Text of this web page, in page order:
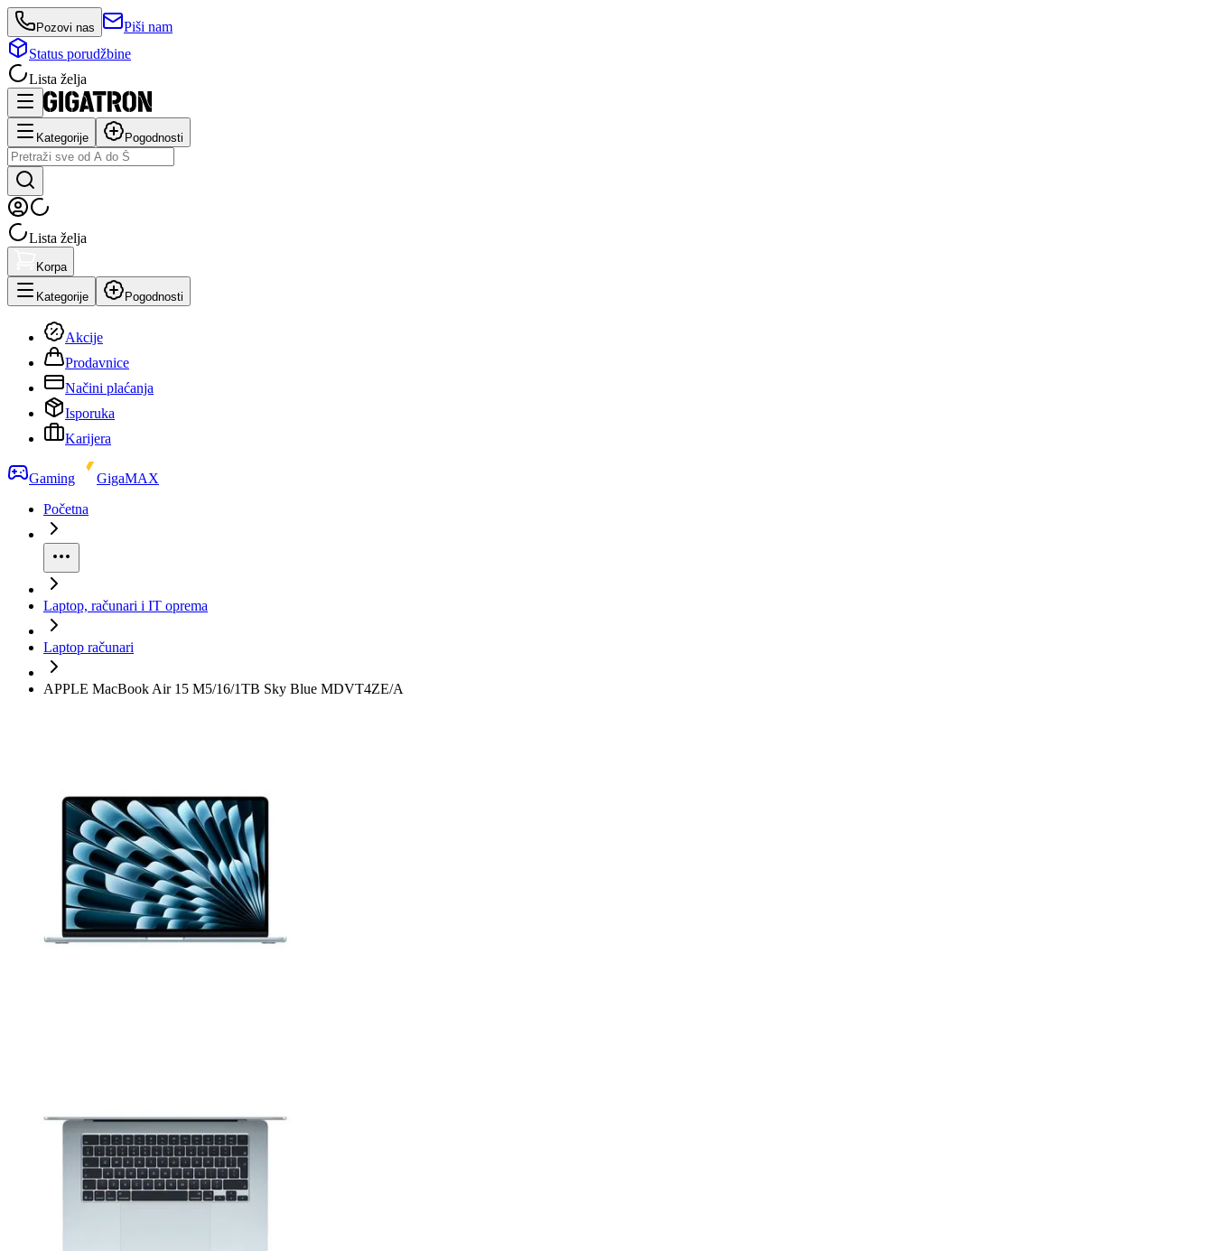
Pozovi nas
Piši nam
Status porudžbine
Lista želja
Kategorije Pogodnosti
Lista želja
Korpa
Kategorije Pogodnosti
Akcije
Prodavnice
Načini plaćanja
Isporuka
Karijera
Gaming
GigaMAX
Početna
Laptop, računari i IT oprema
Laptop računari
APPLE MacBook Air 15 M5/16/1TB Sky Blue MDVT4ZE/A